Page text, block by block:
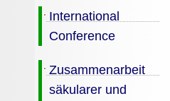
International
Conference
Zusammenarbeit
säkularer und